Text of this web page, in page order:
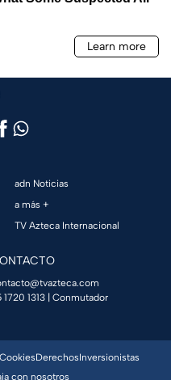
adn Noticias
a más +
TV Azteca Internacional
1720 1313 | Conmutador
DerechosInversionistas
con nosotros